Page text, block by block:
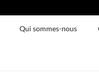
Qui sommes-nous